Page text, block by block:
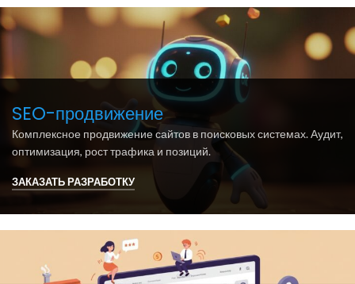
SEO-продвижение
Комплексное продвижение сайтов в поисковых системах. Аудит,
оптимизация, рост трафика и позиций.
ЗАКАЗАТЬ РАЗРАБОТКУ